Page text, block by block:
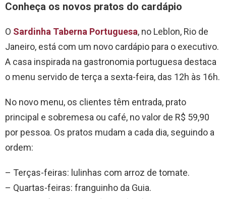
Conheça os novos pratos do cardápio
O Sardinha Taberna Portuguesa, no Leblon, Rio de
Janeiro, está com um novo cardápio para o executivo.
A casa inspirada na gastronomia portuguesa destaca
o menu servido de terça a sexta-feira, das 12h às 16h.
No novo menu, os clientes têm entrada, prato
principal e sobremesa ou café, no valor de R$ 59,90
por pessoa. Os pratos mudam a cada dia, seguindo a
ordem:
– Terças-feiras: lulinhas com arroz de tomate.
– Quartas-feiras: franguinho da Guia.